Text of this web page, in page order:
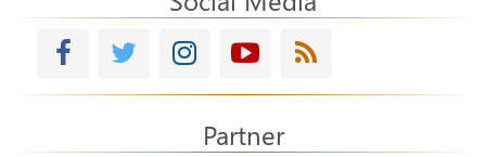
Partner